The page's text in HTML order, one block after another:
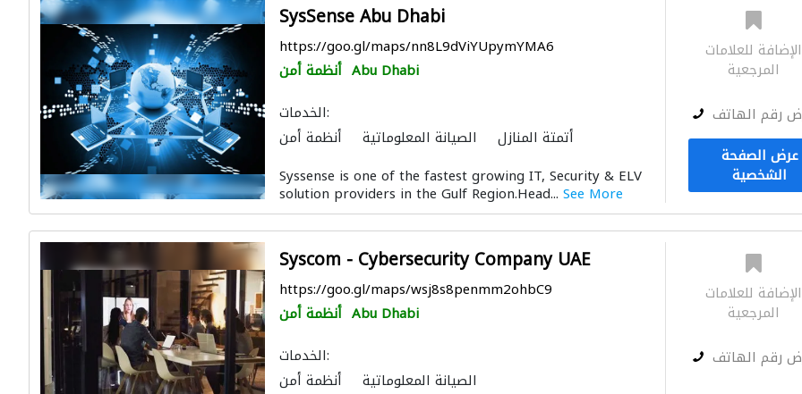
SysSense Abu Dhabi
https://goo.gl/maps/nn8L9dViYUpymYMA6
أنظمة أمن Abu Dhabi
الخدمات:
أنظمة أمن
الصيانة المعلوماتية أتمتة المنازل
Syssense is one of the fastest growing IT, Security & ELV
solution providers in the Gulf Region.Head... See More
الإضافة للعلامات
المرجعية
رقم الهاتف
عرض الصفحة
الشخصية
Syscom - Cybersecurity Company UAE
https://goo.gl/maps/wsj8s8penmm2ohbC9
أنظمة أمن Abu Dhabi
الخدمات:
أنظمة أمن
الصيانة المعلوماتية
الإضافة للعلامات
المرجعية
رقم الهاتف